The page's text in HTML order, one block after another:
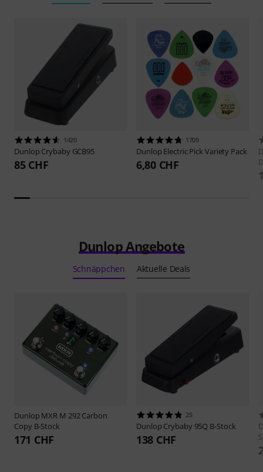
1420
Dunlop Crybaby GCB95
85 CHF
1709
Dunlop Electric Pick Variety Pack
6,80 CHF
Dunlop Angebote
Schnäppchen Aktuelle Deals
Dunlop MXR M 292 Carbon
Copy B-Stock
171 CHF
25
Dunlop Crybaby 95Q B-Stock
138 CHF